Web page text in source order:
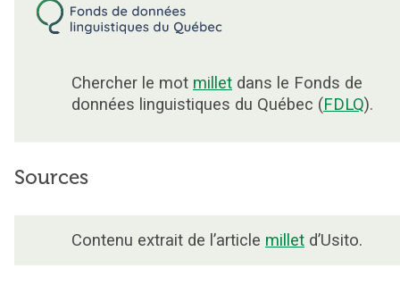
Chercher le mot millet dans le Fonds de
données linguistiques du Québec (FDLQ).
Sources
Contenu extrait de l’article millet d’Usito.